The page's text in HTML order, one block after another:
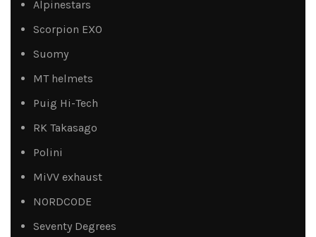
Alpinestars
Scorpion EXO
Suomy
MT helmets
Puig Hi-Tech
RK Takasago
Polini
MiVV exhaust
NORDCODE
Seventy Degrees